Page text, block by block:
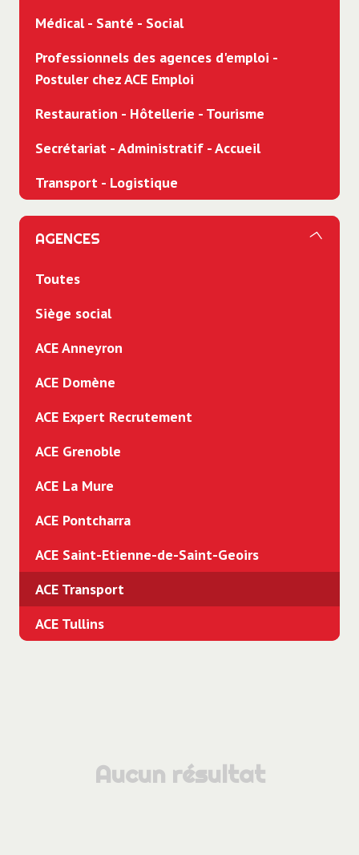
Aucun résultat
Médical - Santé - Social
Professionnels des agences d'emploi -
Postuler chez ACE Emploi
Restauration - Hôtellerie - Tourisme
Secrétariat - Administratif - Accueil
Transport - Logistique
AGENCES
Toutes
Siège social
ACE Anneyron
ACE Domène
ACE Expert Recrutement
ACE Grenoble
ACE La Mure
ACE Pontcharra
ACE Saint-Etienne-de-Saint-Geoirs
ACE Transport
ACE Tullins